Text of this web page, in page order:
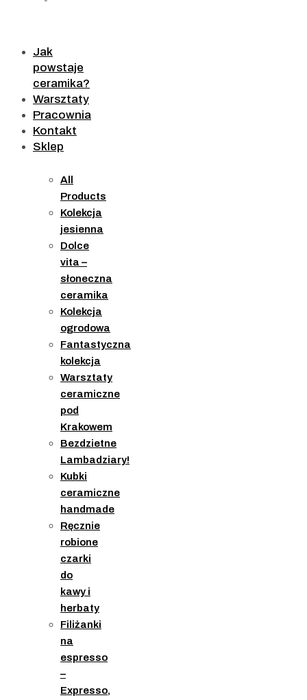
Jak
powstaje
ceramika?
Warsztaty
Pracownia
Kontakt
Sklep
All
Products
Kolekcja
jesienna
Dolce
vita –
słoneczna
ceramika
Kolekcja
ogrodowa
Fantastyczna
kolekcja
Warsztaty
ceramiczne
pod
Krakowem
Bezdzietne
Lambadziary!
Kubki
ceramiczne
handmade
Ręcznie
robione
czarki
do
kawy i
herbaty
Filiżanki
na
espresso
–
Expresso,